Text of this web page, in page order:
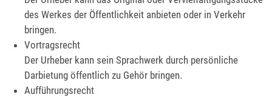
des Werkes der Öffentlichkeit anbieten oder in Verkehr
bringen.
Vortragsrecht
Der Urheber kann sein Sprachwerk durch persönliche
Darbietung öffentlich zu Gehör bringen.
Aufführungsrecht